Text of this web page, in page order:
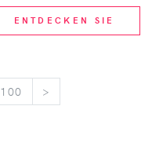
ENTDECKEN SIE
100 >